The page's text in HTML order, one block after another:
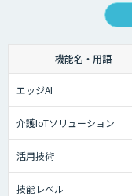
機能名・用語
エッジAI
介護IoTソリューション
活用技術
技能レベル